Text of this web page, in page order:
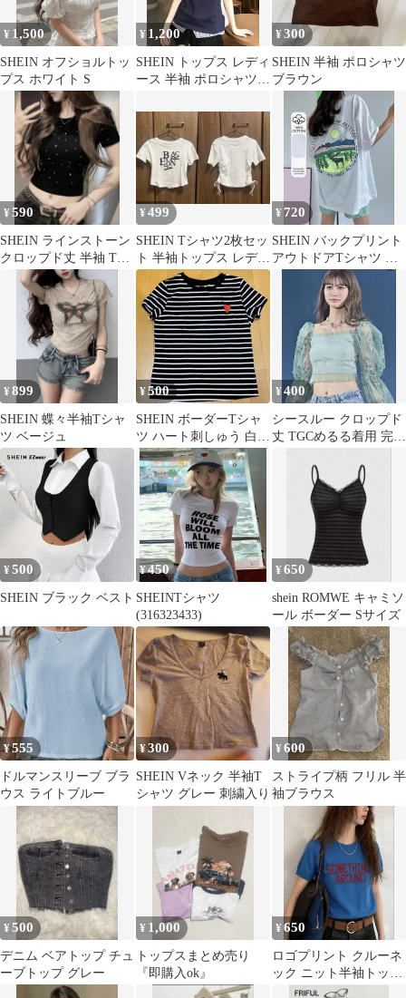
¥ 1,500
SHEIN オフショルトッ
プス ホワイト S
¥ 1,200
SHEIN トップス レディ
ース 半袖 ポロシャツ
ー
¥300
SHEIN 半袖 ポロシャツ
ブラウン
¥590
SHEIN ラインストーン
クロップド丈 半袖 Tシ
ャツ ブラック トップス
¥499
SHEIN Tシャツ2枚セッ
ト 半袖トップス レディ
ース夏服 ロゴ サイドリ
ボン
¥ 720
SHEIN バックプリント
アウトドアTシャツ ホ
ワイト キャンプ カジュ
¥899
SHEIN 蝶々半袖Tシャ
ツ ベージュ
¥500
SHEIN ボーダーTシャ
ツ ハート刺しゅう 白黒
シーイン レディースXS
¥400
シースルー クロップド
丈 TGCめるる着用 完売
¥500
SHEIN ブラック ベスト
¥450
SHEINTシャツ
(316323433)
¥650
shein ROMWE キャミソ
ール ボーダー Sサイズ
¥555
ドルマンスリーブ ブラ
ウス ライトブルー
¥300
SHEIN Vネック 半袖T
シャツ グレー 刺繍入り
¥600
ストライプ柄 フリル 半
袖ブラウス
¥500
デニム ベアトップ チュ
ーブトップ グレー
¥ 1,000
トップスまとめ売り
『即購入ok』
¥650
ロゴプリント クルーネ
ック ニット半袖トップ
ス ブルー